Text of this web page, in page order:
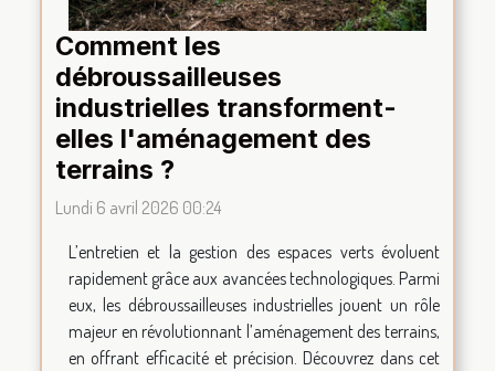
Comment les
débroussailleuses
industrielles transforment-
elles l'aménagement des
terrains ?
Lundi 6 avril 2026 00:24
L’entretien et la gestion des espaces verts évoluent
rapidement grâce aux avancées technologiques. Parmi
eux, les débroussailleuses industrielles jouent un rôle
majeur en révolutionnant l’aménagement des terrains,
en offrant efficacité et précision. Découvrez dans cet